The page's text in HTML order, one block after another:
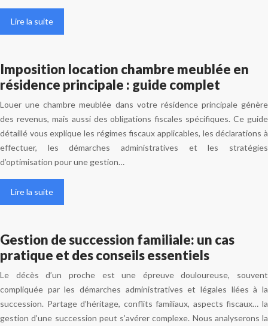
Lire la suite
Imposition location chambre meublée en
résidence principale : guide complet
Louer une chambre meublée dans votre résidence principale génère
des revenus, mais aussi des obligations fiscales spécifiques. Ce guide
détaillé vous explique les régimes fiscaux applicables, les déclarations à
effectuer, les démarches administratives et les stratégies
d’optimisation pour une gestion…
Lire la suite
Gestion de succession familiale: un cas
pratique et des conseils essentiels
Le décès d’un proche est une épreuve douloureuse, souvent
compliquée par les démarches administratives et légales liées à la
succession. Partage d’héritage, conflits familiaux, aspects fiscaux… la
gestion d’une succession peut s’avérer complexe. Nous analyserons la